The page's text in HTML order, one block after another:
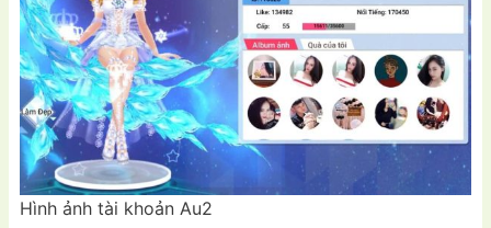
Hình ảnh tài khoản Au2